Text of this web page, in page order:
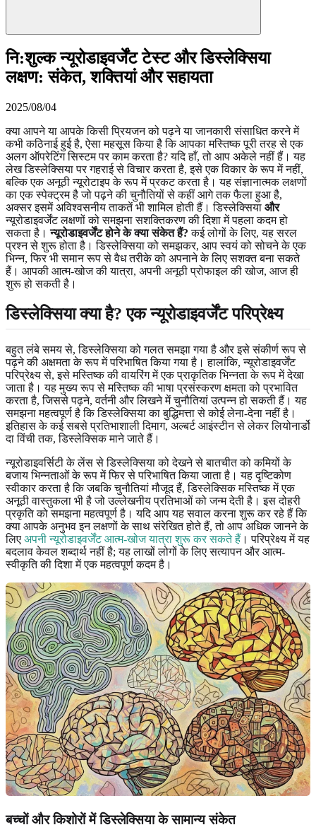
नि:शुल्क न्यूरोडाइवर्जेंट टेस्ट और डिस्लेक्सिया
लक्षण: संकेत, शक्तियां और सहायता
2025/08/04
क्या आपने या आपके किसी प्रियजन को पढ़ने या जानकारी संसाधित करने में
कभी कठिनाई हुई है, ऐसा महसूस किया है कि आपका मस्तिष्क पूरी तरह से एक
अलग ऑपरेटिंग सिस्टम पर काम करता है? यदि हाँ, तो आप अकेले नहीं हैं। यह
लेख डिस्लेक्सिया पर गहराई से विचार करता है, इसे एक विकार के रूप में नहीं,
बल्कि एक अनूठी न्यूरोटाइप के रूप में प्रकट करता है। यह संज्ञानात्मक लक्षणों
का एक स्पेक्ट्रम है जो पढ़ने की चुनौतियों से कहीं आगे तक फैला हुआ है,
अक्सर इसमें अविश्वसनीय ताकतें भी शामिल होती हैं। डिस्लेक्सिया और
न्यूरोडाइवर्जेंट लक्षणों को समझना सशक्तिकरण की दिशा में पहला कदम हो
सकता है।न्यूरोडाइवर्जेंट होने के क्या संकेत हैं? कई लोगों के लिए, यह सरल
प्रश्न से शुरू होता है। डिस्लेक्सिया को समझकर, आप स्वयं को सोचने के एक
भिन्न, फिर भी समान रूप से वैध तरीके को अपनाने के लिए सशक्त बना सकते
हैं। आपकी आत्म-खोज की यात्रा, अपनी अनूठी प्रोफाइल की खोज, आज ही
शुरू हो सकती है।
डिस्लेक्सिया क्या है? एक न्यूरोडाइवर्जेंट परिप्रेक्ष्य
बहुत लंबे समय से, डिस्लेक्सिया को गलत समझा गया है और इसे संकीर्ण रूप से
पढ़ने की अक्षमता के रूप में परिभाषित किया गया है। हालांकि, न्यूरोडाइवर्जेंट
परिप्रेक्ष्य से, इसे मस्तिष्क की वायरिंग में एक प्राकृतिक भिन्नता के रूप में देखा
जाता है। यह मुख्य रूप से मस्तिष्क की भाषा प्रसंस्करण क्षमता को प्रभावित
करता है, जिससे पढ़ने, वर्तनी और लिखने में चुनौतियां उत्पन्न हो सकती हैं। यह
समझना महत्वपूर्ण है कि डिस्लेक्सिया का बुद्धिमत्ता से कोई लेना-देना नहीं है।
इतिहास के कई सबसे प्रतिभाशाली दिमाग, अल्बर्ट आइंस्टीन से लेकर लियोनार्डो
दा विंची तक, डिस्लेक्सिक माने जाते हैं।
न्यूरोडाइवर्सिटी के लेंस से डिस्लेक्सिया को देखने से बातचीत को कमियों के
बजाय भिन्नताओं के रूप में फिर से परिभाषित किया जाता है। यह दृष्टिकोण
स्वीकार करता है कि जबकि चुनौतियां मौजूद हैं, डिस्लेक्सिक मस्तिष्क में एक
अनूठी वास्तुकला भी है जो उल्लेखनीय प्रतिभाओं को जन्म देती है। इस दोहरी
प्रकृति को समझना महत्वपूर्ण है। यदि आप यह सवाल करना शुरू कर रहे हैं कि
क्या आपके अनुभव इन लक्षणों के साथ संरेखित होते हैं, तो आप अधिक जानने के
लिए अपनी न्यूरोडाइवर्जेंट आत्म-खोज यात्रा शुरू कर सकते हैं । परिप्रेक्ष्य में यह
बदलाव केवल शब्दार्थ नहीं है; यह लाखों लोगों के लिए सत्यापन और आत्म-
स्वीकृति की दिशा में एक महत्वपूर्ण कदम है।
बच्चों और किशोरों में डिस्लेक्सिया के सामान्य संकेत